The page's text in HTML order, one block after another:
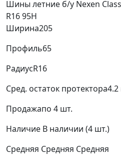
Шины летние б/у Nexen
R16 95H
Ширина205
Профиль65
РадиусR16
Сред. остаток протектора
Продажапо 4 шт.
Наличие В наличии (4 шт.)
Средняя Средняя Средняя